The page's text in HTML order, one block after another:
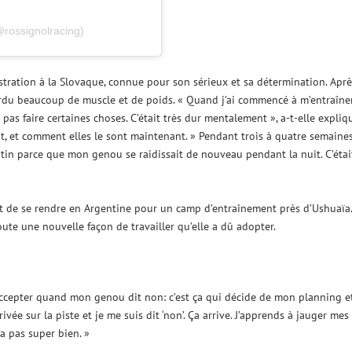
à la Slovaque, connue pour son sérieux et sa détermination.
beaucoup de muscle et de poids. « Quand j’ai commencé à
faire certaines choses. C’était très dur mentalement », a-t-elle
et comment elles le sont maintenant. » Pendant trois à quatre
parce que mon genou se raidissait de nouveau pendant la nuit.
se rendre en Argentine pour un camp d’entraînement près d’Ushuaïa.
une nouvelle façon de travailler qu’elle a dû adopter.
quand mon genou dit non: c’est ça qui décide de mon planning
sur la piste et je me suis dit ‘non’. Ça arrive. J’apprends à jauger mes
pas super bien. »